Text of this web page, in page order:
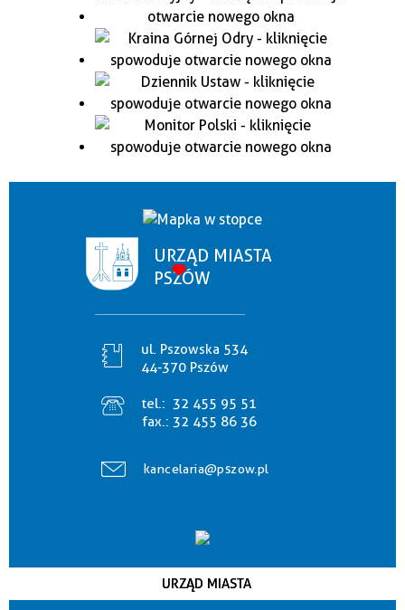
URZĄD MIASTA
PSZÓW
ul. Pszowska 534
44-370 Pszów
tel.: 32 455 95 51
fax.: 32 455 86 36
kancelaria@pszow.pl
URZĄD MIASTA